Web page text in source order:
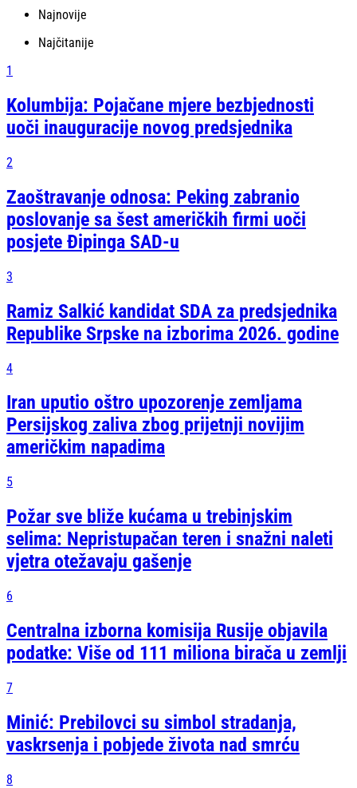
Najnovije
Najčitanije
1
Kolumbija: Pojačane mjere bezbjednosti
uoči inauguracije novog predsjednika
2
Zaoštravanje odnosa: Peking zabranio
poslovanje sa šest američkih firmi uoči
posjete Đipinga SAD-u
3
Ramiz Salkić kandidat SDA za predsjednika
Republike Srpske na izborima 2026. godine
4
Iran uputio oštro upozorenje zemljama
Persijskog zaliva zbog prijetnji novijim
američkim napadima
5
Požar sve bliže kućama u trebinjskim
selima: Nepristupačan teren i snažni naleti
vjetra otežavaju gašenje
6
Centralna izborna komisija Rusije objavila
podatke: Više od 111 miliona birača u zemlji
7
Minić: Prebilovci su simbol stradanja,
vaskrsenja i pobjede života nad smrću
8